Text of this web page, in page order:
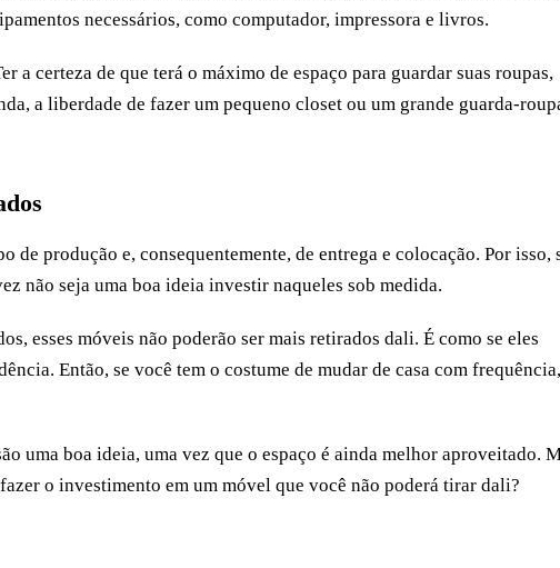
necessários, como computador, impressora e livros.
a certeza de que terá o máximo de espaço para guardar suas roupas,
a liberdade de fazer um pequeno closet ou um grande guarda-
de produção e, consequentemente, de entrega e colocação. Por isso,
não seja uma boa ideia investir naqueles sob medida.
esses móveis não poderão ser mais retirados dali. É como se eles
Então, se você tem o costume de mudar de casa com frequência,
uma boa ideia, uma vez que o espaço é ainda melhor aproveitado.
o investimento em um móvel que você não poderá tirar dali?